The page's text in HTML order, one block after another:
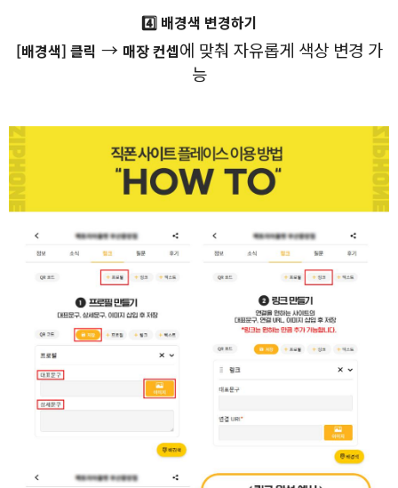
4️⃣ 배경색 변경하기
[배경색] 클릭 → 매장 컨셉에 맞춰 자유롭게 색상 변경 가
능